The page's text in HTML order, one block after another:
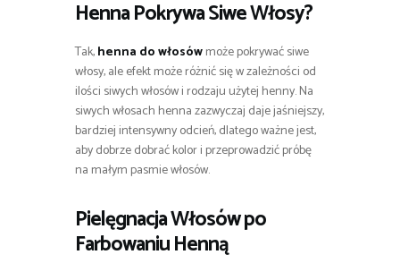
Henna Pokrywa Siwe Włosy?
Tak,henna do włosówmoże pokrywać siwe
włosy, ale efekt może różnić się w zależności od
ilości siwych włosów i rodzaju użytej henny. Na
siwych włosach henna zazwyczaj daje jaśniejszy,
bardziej intensywny odcień, dlatego ważne jest,
aby dobrze dobrać kolor i przeprowadzić próbę
na małym pasmie włosów.
Pielęgnacja Włosów po
Farbowaniu Henną